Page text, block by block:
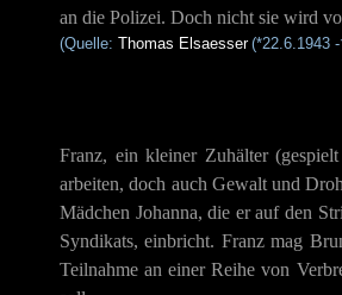
an die Polizei. Doch nicht sie wird
(Quelle: Thomas Elsaesser (*22.6.1943
Franz, ein kleiner Zuhälter
arbeiten, doch auch Gewalt und
Mädchen Johanna, die er auf den
Syndikats, einbricht. Franz mag
Teilnahme an einer Reihe von